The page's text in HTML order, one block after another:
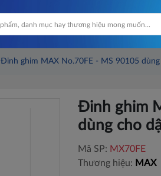
Đinh ghim MAX No.70FE - MS 90105
Đinh ghim
dùng cho
Mã SP: MX70FE
Thương hiệu: MAX